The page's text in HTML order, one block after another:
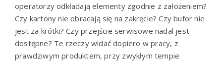
operatorzy odkładają elementy zgodnie z założeniem?
Czy kartony nie obracają się na zakręcie? Czy bufor nie
jest za krótki? Czy przejście serwisowe nadal jest
dostępne? Te rzeczy widać dopiero w pracy, z
prawdziwym produktem, przy zwykłym tempie